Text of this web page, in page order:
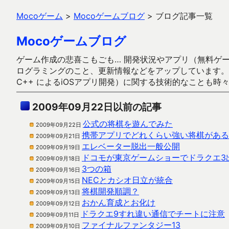
Mocoゲーム > Mocoゲームブログ > ブログ記事一覧
Mocoゲームブログ
ゲーム作成の悲喜こもごも… 開発状況やアプリ（無料ゲ
ログラミングのこと、更新情報などをアップしていま
C++ によるiOSアプリ開発）に関する技術的なことも時
2009年09月22日以前の記事
2009年09月22日 公式の将棋を遊んでみた
2009年09月21日 携帯アプリでどれくらい強い将棋があ
2009年09月19日 エレベーター脱出一般公開
2009年09月18日 ドコモが東京ゲームショーでドラクエ3
2009年09月16日 3つの箱
2009年09月15日 NECとカシオ日立が統合
2009年09月13日 将棋開発順調？
2009年09月12日 おかん育成とお化け
2009年09月11日 ドラクエ9すれ違い通信でチートに注意
2009年09月10日 ファイナルファンタジー13